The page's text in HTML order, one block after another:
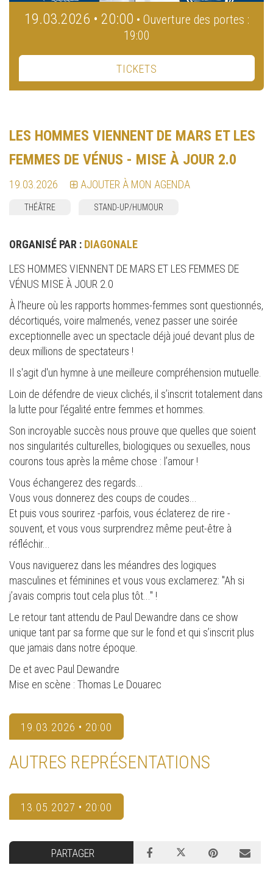
19.03.2026 • 20:00 • Ouverture des portes :
19:00
TICKETS
LES HOMMES VIENNENT DE MARS ET LES
FEMMES DE VÉNUS - MISE À JOUR 2.0
19.03.2026 AJOUTER À MON AGENDA
THÉÂTRE STAND-UP/HUMOUR
ORGANISÉ PAR : DIAGONALE
LES HOMMES VIENNENT DE MARS ET LES FEMMES DE
VÉNUS MISE À JOUR 2.0
À l’heure où les rapports hommes-femmes sont questionnés,
décortiqués, voire malmenés, venez passer une soirée
exceptionnelle avec un spectacle déjà joué devant plus de
deux millions de spectateurs !
Il s'agit d'un hymne à une meilleure compréhension mutuelle.
Loin de défendre de vieux clichés, il s’inscrit totalement dans
la lutte pour l’égalité entre femmes et hommes.
Son incroyable succès nous prouve que quelles que soient
nos singularités culturelles, biologiques ou sexuelles, nous
courons tous après la même chose : l’amour !
Vous échangerez des regards...
Vous vous donnerez des coups de coudes...
Et puis vous sourirez -parfois, vous éclaterez de rire -
souvent, et vous vous surprendrez même peut-être à
réfléchir...
Vous naviguerez dans les méandres des logiques
masculines et féminines et vous vous exclamerez: "Ah si
j’avais compris tout cela plus tôt..." !
Le retour tant attendu de Paul Dewandre dans ce show
unique tant par sa forme que sur le fond et qui s’inscrit plus
que jamais dans notre époque.
De et avec Paul Dewandre
Mise en scène : Thomas Le Douarec
19.03.2026 • 20:00
AUTRES REPRÉSENTATIONS
13.05.2027 • 20:00
PARTAGER